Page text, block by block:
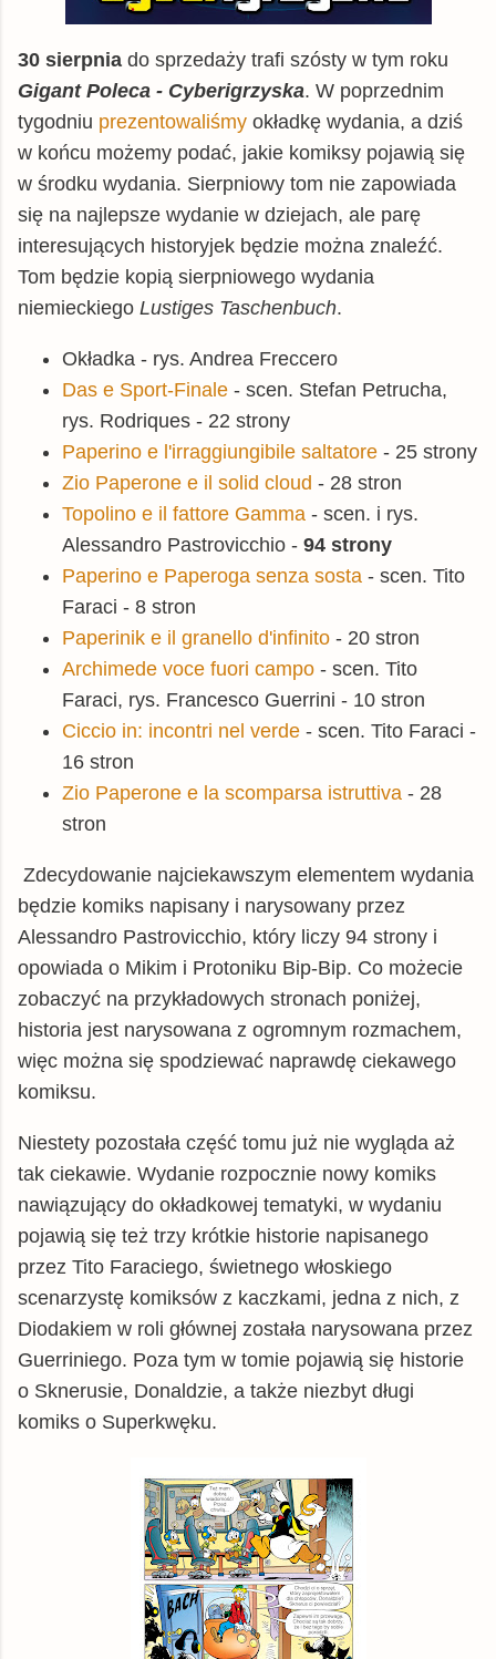
30 sierpnia do sprzedaży trafi szósty w tym roku
Gigant Poleca - Cyberigrzyska. W poprzednim
tygodniu prezentowaliśmy okładkę wydania, a dziś
w końcu możemy podać, jakie komiksy pojawią się
w środku wydania. Sierpniowy tom nie zapowiada
się na najlepsze wydanie w dziejach, ale parę
interesujących historyjek będzie można znaleźć.
Tom będzie kopią sierpniowego wydania
niemieckiego Lustiges Taschenbuch.
Okładka - rys. Andrea Freccero
Das e Sport-Finale - scen. Stefan Petrucha,
rys. Rodriques - 22 strony
Paperino e l'irraggiungibile saltatore - 25 strony
Zio Paperone e il solid cloud - 28 stron
Topolino e il fattore Gamma - scen. i rys.
Alessandro Pastrovicchio - 94 strony
Paperino e Paperoga senza sosta - scen. Tito
Faraci - 8 stron
Paperinik e il granello d'infinito - 20 stron
Archimede voce fuori campo - scen. Tito
Faraci, rys. Francesco Guerrini - 10 stron
Ciccio in: incontri nel verde - scen. Tito Faraci -
16 stron
Zio Paperone e la scomparsa istruttiva - 28
stron
Zdecydowanie najciekawszym elementem wydania
będzie komiks napisany i narysowany przez
Alessandro Pastrovicchio, który liczy 94 strony i
opowiada o Mikim i Protoniku Bip-Bip. Co możecie
zobaczyć na przykładowych stronach poniżej,
historia jest narysowana z ogromnym rozmachem,
więc można się spodziewać naprawdę ciekawego
komiksu.
Niestety pozostała część tomu już nie wygląda aż
tak ciekawie. Wydanie rozpocznie nowy komiks
nawiązujący do okładkowej tematyki, w wydaniu
pojawią się też trzy krótkie historie napisanego
przez Tito Faraciego, świetnego włoskiego
scenarzystę komiksów z kaczkami, jedna z nich, z
Diodakiem w roli głównej została narysowana przez
Guerriniego. Poza tym w tomie pojawią się historie
o Sknerusie, Donaldzie, a także niezbyt długi
komiks o Superkwęku.